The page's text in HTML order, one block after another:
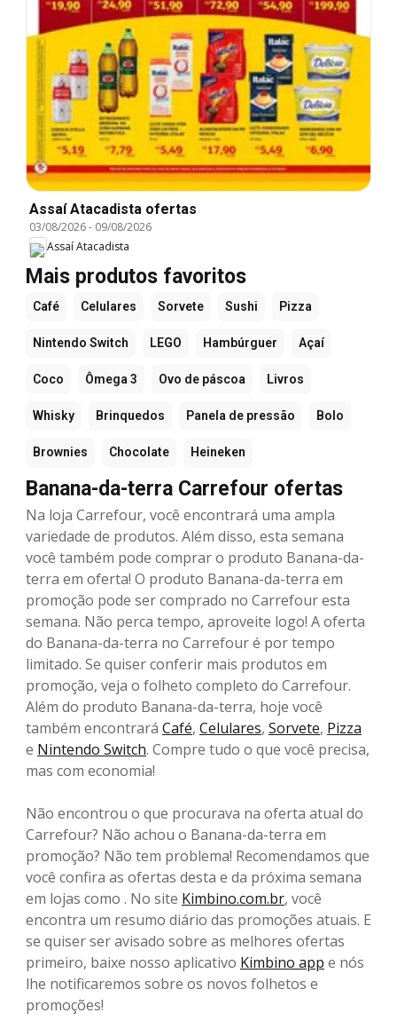
Assaí Atacadista ofertas
03/08/2026- 09/08/2026
Assaí Atacadista
Mais produtos favoritos
Café Celulares Sorvete Sushi Pizza
Nintendo Switch LEGO Hambúrguer Açaí
Coco Ômega 3 Ovo de páscoa Livros
Whisky Brinquedos Panela de pressão Bolo
Brownies Chocolate Heineken
Banana-da-terra Carrefour ofertas
Na loja Carrefour, você encontrará uma ampla
variedade de produtos. Além disso, esta semana
você também pode comprar o produto Banana-da-
terra em oferta! O produto Banana-da-terra em
promoção pode ser comprado no Carrefour esta
semana. Não perca tempo, aproveite logo! A oferta
do Banana-da-terra no Carrefour é por tempo
limitado. Se quiser conferir mais produtos em
promoção, veja o folheto completo do Carrefour.
Além do produto Banana-da-terra, hoje você
também encontrará Café, Celulares, Sorvete, Pizza
e Nintendo Switch. Compre tudo o que você precisa,
mas com economia!
Não encontrou o que procurava na oferta atual do
Carrefour? Não achou o Banana-da-terra em
promoção? Não tem problema! Recomendamos que
você confira as ofertas desta e da próxima semana
em lojas como . No site Kimbino.com.br, você
encontra um resumo diário das promoções atuais. E
se quiser ser avisado sobre as melhores ofertas
primeiro, baixe nosso aplicativo Kimbino app e nós
lhe notificaremos sobre os novos folhetos e
promoções!